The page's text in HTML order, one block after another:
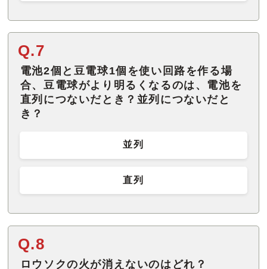
Q.7
電池2個と豆電球1個を使い回路を作る場
合、豆電球がより明るくなるのは、電池を
直列につないだとき？並列につないだと
き？
並列
直列
Q.8
ロウソクの火が消えないのはどれ？